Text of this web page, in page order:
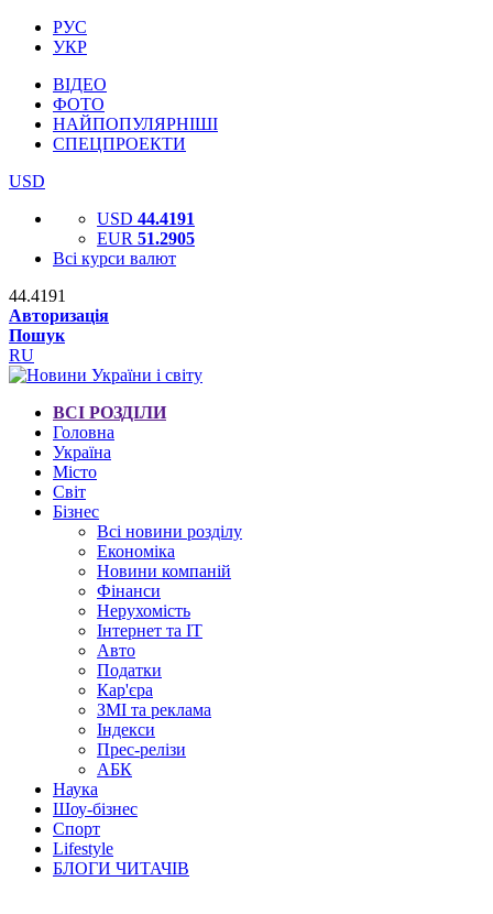
РУС
УКР
ВІДЕО
ФОТО
НАЙПОПУЛЯРНІШІ
СПЕЦПРОЕКТИ
USD
USD 44.4191
EUR 51.2905
Всі курси валют
44.4191
Авторизація
Пошук
RU
ВСІ РОЗДІЛИ
Головна
Україна
Місто
Світ
Бізнес
Всі новини розділу
Економіка
Новини компаній
Фінанси
Нерухомість
Інтернет та IT
Авто
Податки
Кар'єра
ЗМІ та реклама
Індекси
Прес-релізи
АБК
Наука
Шоу-бізнес
Спорт
Lifestyle
БЛОГИ ЧИТАЧІВ